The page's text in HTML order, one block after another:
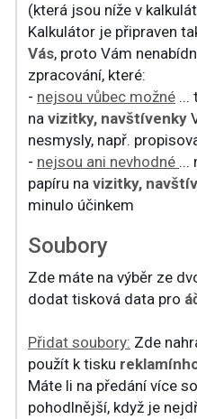
(která jsou níže v
Kalkulátor je připraven
Vás, proto Vám
zpracování, které:
- nejsou vůbec možné ...
na vizitky, navštívenky
nesmysly, např.
- nejsou ani nevhodné ...
papíru na vizitky,
minulo účinkem
Soubory
Zde máte na výběr ze
dodat tisková data pro
Přidat soubory: Zde
použít k tisku
Máte li na předání více
pohodlnější, když je